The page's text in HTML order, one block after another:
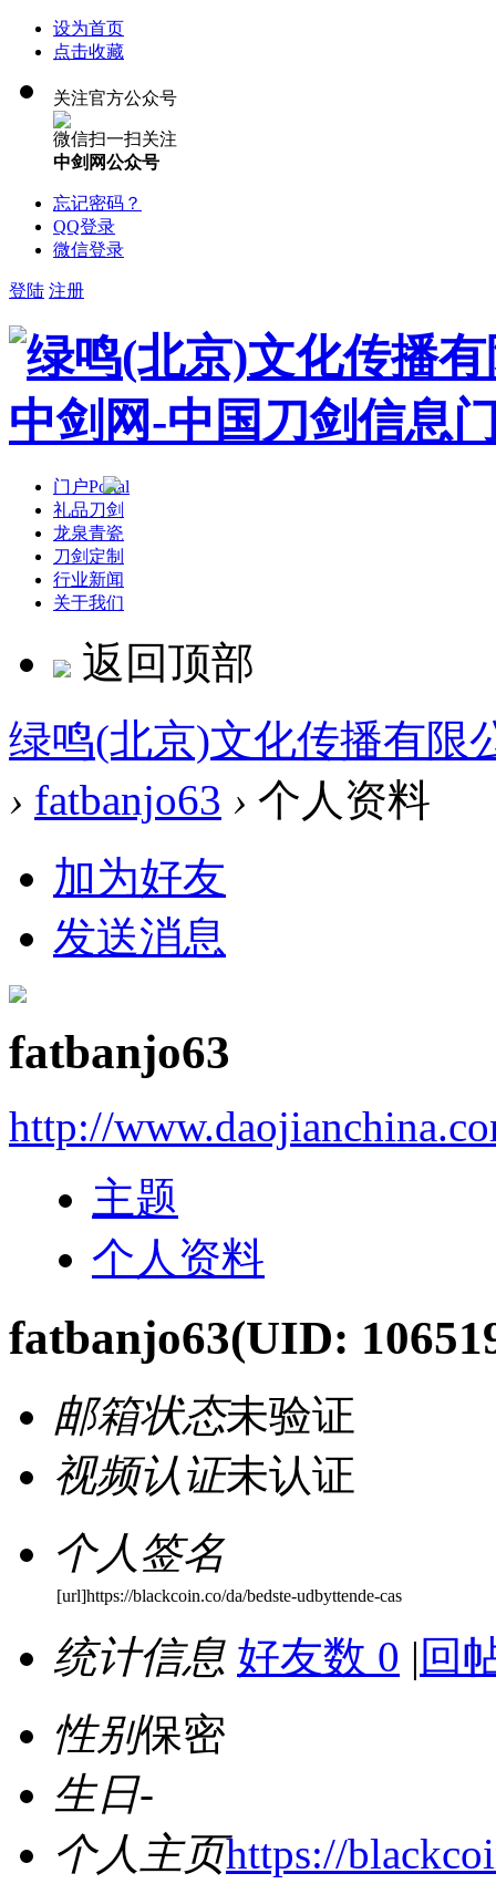
设为首页
点击收藏
关注官方公众号
微信扫一扫关注
中剑网公众号
忘记密码？
QQ登录
微信登录
登陆 注册
门户Portal
礼品刀剑
龙泉青瓷
刀剑定制
行业新闻
关于我们
返回顶部
绿鸣(北京)文化传播有限
› fatbanjo63 › 个人资料
加为好友
发送消息
fatbanjo63
http://
主题
个人资料
fatbanjo63(UID:
邮箱状态未验证
视频认证未认证
个人签名
[url]https://blackcoin.co/da/bedste-udbyttende-cas
统计信息 好友数 0 | 回
性别保密
生日-
个人主页https://